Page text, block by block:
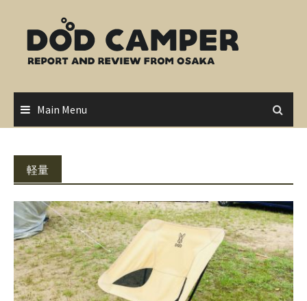
content
Main Menu
軽量